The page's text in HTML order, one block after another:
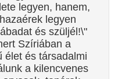
legyen, hanem,
legyen
és szüljél!\"
Szíriában a
élet és társadalmi
a kilencvenes